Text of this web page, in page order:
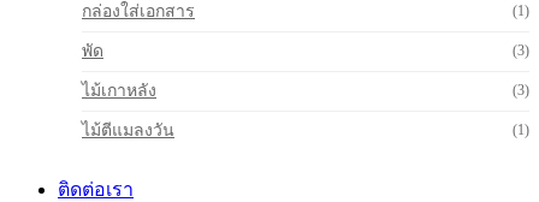
กล่องใส่เอกสาร (1)
พัด (3)
ไม้เกาหลัง (3)
ไม้ตีแมลงวัน (1)
ติดต่อเรา